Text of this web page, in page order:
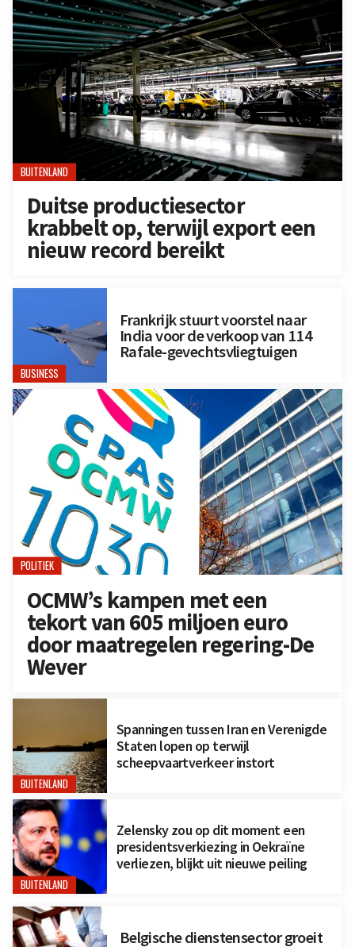
BUITENLAND
Duitse productiesector
krabbelt op, terwijl export een
nieuw record bereikt
BUSINESS
Frankrijk stuurt voorstel naar
India voor de verkoop van 114
Rafale-gevechtsvliegtuigen
POLITIEK
OCMW’s kampen met een
tekort van 605 miljoen euro
door maatregelen regering-De
Wever
BUITENLAND
Spanningen tussen Iran en Verenigde
Staten lopen op terwijl
scheepvaartverkeer instort
BUITENLAND
Zelensky zou op dit moment een
presidentsverkiezing in Oekraïne
verliezen, blijkt uit nieuwe peiling
Belgische dienstensector groeit